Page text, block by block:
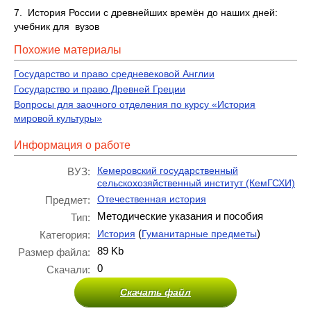
7. История России с древнейших времён до наших дней:
учебник для вузов
Похожие материалы
Государство и право средневековой Англии
Государство и право Древней Греции
Вопросы для заочного отделения по курсу «История
мировой культуры»
Информация о работе
ВУЗ:
Кемеровский государственный
сельскохозяйственный институт (КемГСХИ)
Предмет: Отечественная история
Тип:
Методические указания и пособия
Категория:
История (Гуманитарные предметы)
Размер файла:
89 Kb
Скачали:
0
Скачать файл